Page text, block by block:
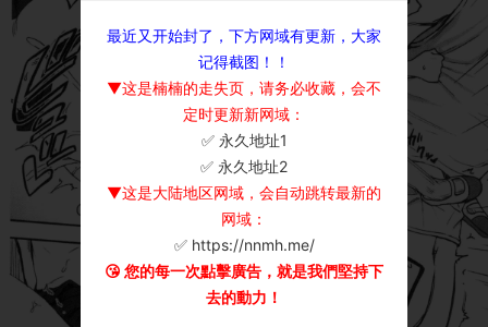
最近又开始封了，下方网域有更新，大家
记得截图！！
▼这是楠楠的走失页，请务必收藏，会不
定时更新新网域：
✅ 永久地址1
✅ 永久地址2
▼这是大陆地区网域，会自动跳转最新的
网域：
✅ https://nnmh.me/
😘 您的每一次點擊廣告，就是我們堅持下
去的動力！